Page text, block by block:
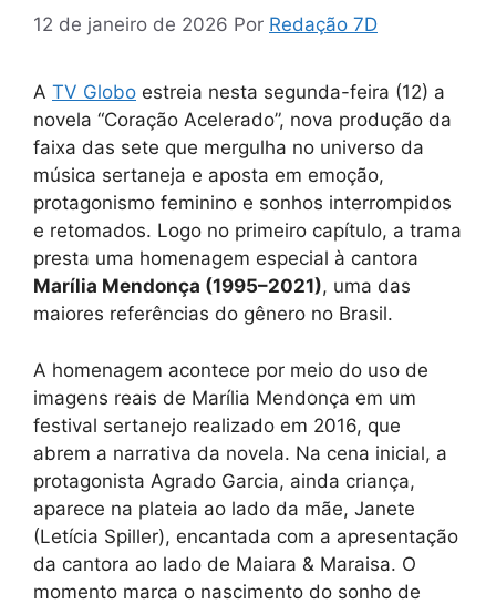
12 de janeiro de 2026 Por Redação 7D
A TV Globo estreia nesta segunda-feira (12) a
novela “Coração Acelerado”, nova produção da
faixa das sete que mergulha no universo da
música sertaneja e aposta em emoção,
protagonismo feminino e sonhos interrompidos
e retomados. Logo no primeiro capítulo, a trama
presta uma homenagem especial à cantora
Marília Mendonça (1995–2021), uma das
maiores referências do gênero no Brasil.
A homenagem acontece por meio do uso de
imagens reais de Marília Mendonça em um
festival sertanejo realizado em 2016, que
abrem a narrativa da novela. Na cena inicial, a
protagonista Agrado Garcia, ainda criança,
aparece na plateia ao lado da mãe, Janete
(Letícia Spiller), encantada com a apresentação
da cantora ao lado de Maiara & Maraisa. O
momento marca o nascimento do sonho de